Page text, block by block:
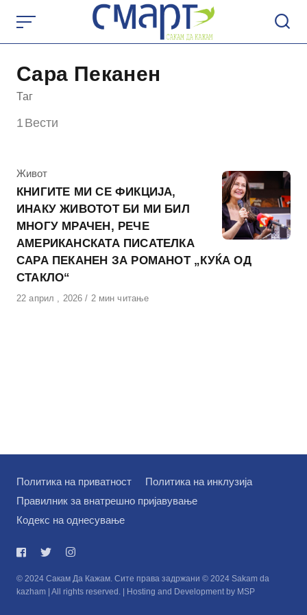
content
Сара Пеканен
Таг
1 Вести
КАтегорија
Живот
КНИГИТЕ МИ СЕ ФИКЦИЈА,
ИНАКУ ЖИВОТОТ БИ МИ БИЛ
МНОГУ МРАЧЕН, РЕЧЕ
АМЕРИКАНСКАТА ПИСАТЕЛКА
САРА ПЕКАНЕН ЗА РОМАНОТ „КУЌА ОД
СТАКЛО“
Објавено
22 април , 2026 2 мин читање
Политика на приватност
Политика на инклузија
Правилник за внатрешно пријавување
Кодекс на однесување
© 2024 Сакам Да Кажам. Сите права задржани © 2024 Sakam da
kazham | All rights reserved. | Hosting and Development by MSP